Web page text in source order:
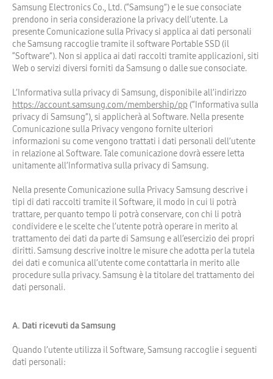
Samsung Electronics Co., Ltd. (“Samsung”) e le sue consociate
prendono in seria considerazione la privacy dell’utente. La
presente Comunicazione sulla Privacy si applica ai dati personali
che Samsung raccoglie tramite il software Portable SSD (il
“Software”). Non si applica ai dati raccolti tramite applicazioni, siti
Web o servizi diversi forniti da Samsung o dalle sue consociate.
L’Informativa sulla privacy di Samsung, disponibile all’indirizzo
https://account.samsung.com/membership/pp (“Informativa sulla
privacy di Samsung”), si applicherà al Software. Nella presente
Comunicazione sulla Privacy vengono fornite ulteriori
informazioni su come vengono trattati i dati personali dell’utente
in relazione al Software. Tale comunicazione dovrà essere letta
unitamente all’Informativa sulla privacy di Samsung.
Nella presente Comunicazione sulla Privacy Samsung descrive i
tipi di dati raccolti tramite il Software, il modo in cui li potrà
trattare, per quanto tempo li potrà conservare, con chi li potrà
condividere e le scelte che l’utente potrà operare in merito al
trattamento dei dati da parte di Samsung e all’esercizio dei propri
diritti. Samsung descrive inoltre le misure che adotta per la tutela
dei dati e comunica all’utente come contattarla in merito alle
procedure sulla privacy. Samsung è la titolare del trattamento dei
dati personali.
A. Dati ricevuti da Samsung
Quando l’utente utilizza il Software, Samsung raccoglie i seguenti
dati personali: